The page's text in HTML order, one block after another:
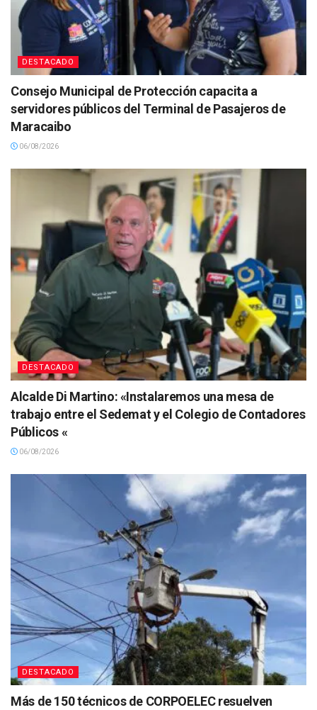
DESTACADO
Consejo Municipal de Protección capacita a
servidores públicos del Terminal de Pasajeros de
Maracaibo
06/08/2026
DESTACADO
Alcalde Di Martino: «Instalaremos una mesa de
trabajo entre el Sedemat y el Colegio de Contadores
Públicos «
06/08/2026
DESTACADO
Más de 150 técnicos de CORPOELEC resuelven